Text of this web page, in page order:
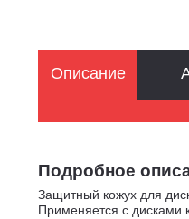
Подробное
Защитный кожух для
Применяется с дисками
Описание